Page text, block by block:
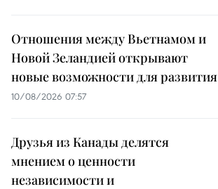
Отношения между Вьетнамом и
Новой Зеландией открывают
новые возможности для развития
10/08/2026 07:57
Друзья из Канады делятся
мнением о ценности
независимости и